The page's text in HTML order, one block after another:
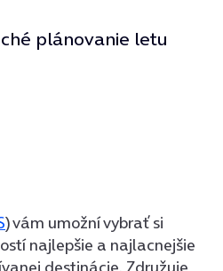
plánovanie letu
) vám umožní vybrať si
najlepšie a najlacnejšie